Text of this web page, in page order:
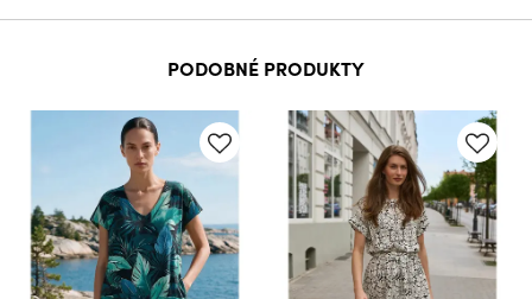
PODOBNÉ PRODUKTY